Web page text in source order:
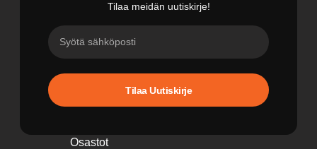
Tilaa meidän uutiskirje!
Tilaa Uutiskirje
Osastot